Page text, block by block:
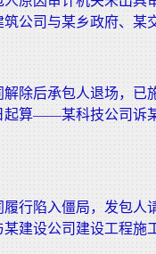
公司与某乡政府、某
解除后承包人退场，已
起算——某科技公司诉
履行陷入僵局，发包
某建设公司建设工程施